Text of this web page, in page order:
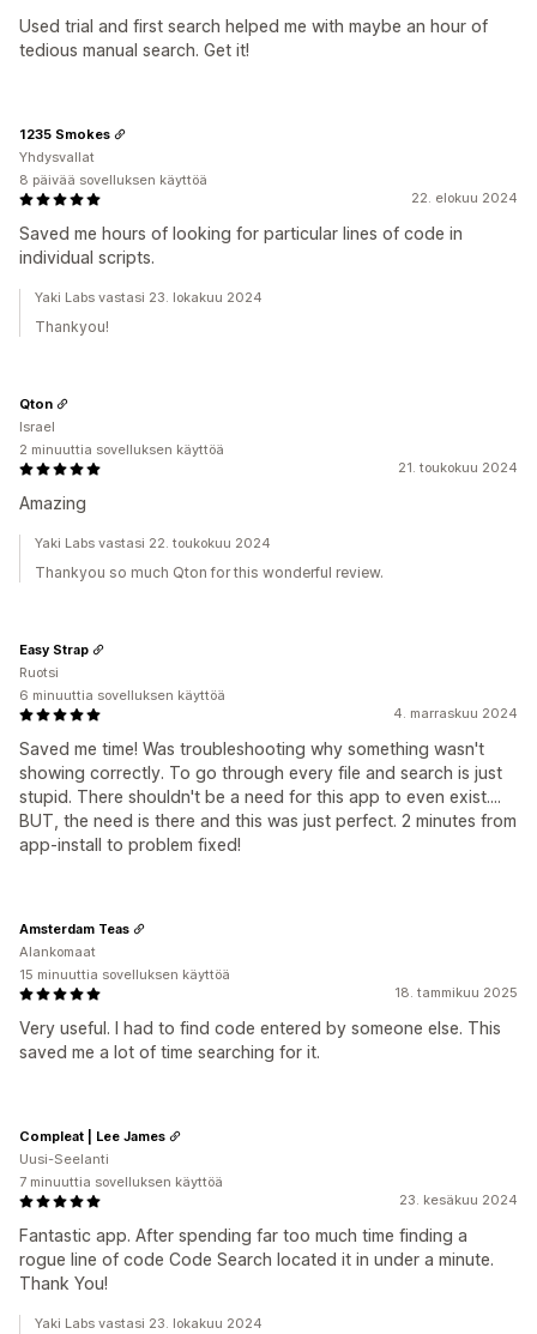
Used trial and first search helped me with maybe an hour of
tedious manual search. Get it!
22. elokuu 2024
Saved me hours of looking for particular lines of code in
individual scripts.
1235 Smokes
Yhdysvallat
8 päivää sovelluksen käyttöä
Yaki Labs vastasi 23. lokakuu 2024
Thankyou!
21. toukokuu 2024
Amazing
Qton
Israel
2 minuuttia sovelluksen käyttöä
Yaki Labs vastasi 22. toukokuu 2024
Thankyou so much Qton for this wonderful review.
4. marraskuu 2024
Saved me time! Was troubleshooting why something wasn't
showing correctly. To go through every file and search is just
stupid. There shouldn't be a need for this app to even exist....
BUT, the need is there and this was just perfect. 2 minutes from
app-install to problem fixed!
Easy Strap
Ruotsi
6 minuuttia sovelluksen käyttöä
18. tammikuu 2025
Very useful. I had to find code entered by someone else. This
saved me a lot of time searching for it.
Amsterdam Teas
Alankomaat
15 minuuttia sovelluksen käyttöä
23. kesäkuu 2024
Fantastic app. After spending far too much time finding a
rogue line of code Code Search located it in under a minute.
Thank You!
Compleat | Lee James
Uusi-Seelanti
7 minuuttia sovelluksen käyttöä
Yaki Labs vastasi 23. lokakuu 2024